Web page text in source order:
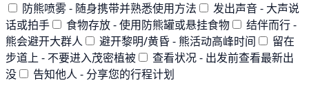
防熊喷雾 - 随身携带并熟悉使用方法
发出声音 - 大声说
话或拍手
食物存放 - 使用防熊罐或悬挂食物
结伴而行 -
熊会避开大群人
避开黎明/黄昏 - 熊活动高峰时间
留在
步道上 - 不要进入茂密植被
查看状况 - 出发前查看最新出
没
告知他人 - 分享您的行程计划